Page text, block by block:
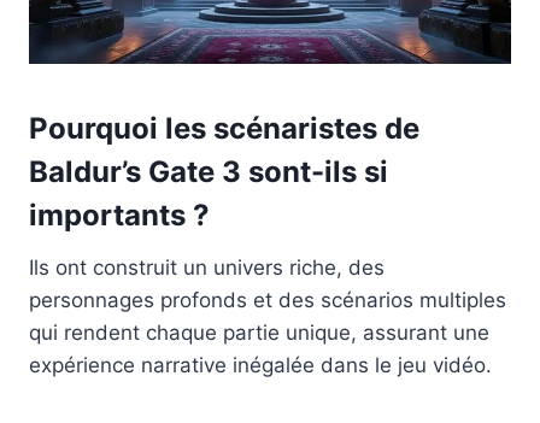
Pourquoi les scénaristes de
Baldur’s Gate 3 sont-ils si
importants ?
Ils ont construit un univers riche, des
personnages profonds et des scénarios multiples
qui rendent chaque partie unique, assurant une
expérience narrative inégalée dans le jeu vidéo.